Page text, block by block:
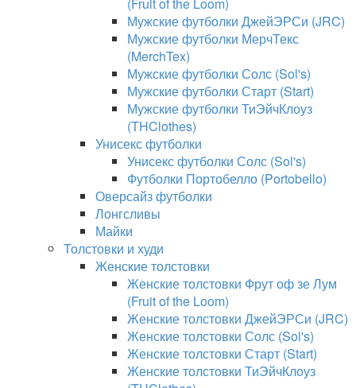
Мужские футболки ДжейЭРСи (JRC)
Мужские футболки МерчТекс
(MerchTex)
Мужские футболки Солс (Sol's)
Мужские футболки Старт (Start)
Мужские футболки ТиЭйчКлоуз
(THClothes)
Унисекс футболки
Унисекс футболки Солс (Sol's)
Футболки Портобелло (Portobello)
Оверсайз футболки
Лонгсливы
Майки
Толстовки и худи
Женские толстовки
Женские толстовки Фрут оф зе Лум
(Fruit of the Loom)
Женские толстовки ДжейЭРСи (JRC)
Женские толстовки Солс (Sol's)
Женские толстовки Старт (Start)
Женские толстовки ТиЭйчКлоуз